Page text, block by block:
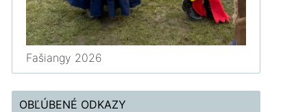
Fašiangy 2026
OBĽÚBENÉ ODKAZY